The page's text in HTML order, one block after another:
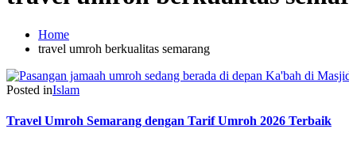
Home
travel umroh berkualitas semarang
Posted inIslam
Travel Umroh Semarang dengan Tarif Umroh 2026 Terbaik